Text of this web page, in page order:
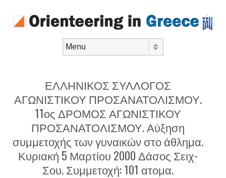
ΕΛΛΗΝΙΚΟΣ ΣΥΛΛΟΓΟΣ
ΑΓΩΝΙΣΤΙΚΟΥ ΠΡΟΣΑΝΑΤΟΛΙΣΜΟΥ.
11ος ΔΡΟΜΟΣ ΑΓΩΝΙΣΤΙΚΟΥ
ΠΡΟΣΑΝΑΤΟΛΙΣΜΟΥ. Αύξηση
συμμετοχής των γυναικών στο άθλημα.
Κυριακή 5 Μαρτίου 2000 Δάσος Σειχ-
Σου. Συμμετοχή: 101 ατομα.